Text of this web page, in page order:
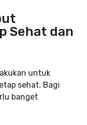
Sehat dan
untuk
sehat. Bagi
banget